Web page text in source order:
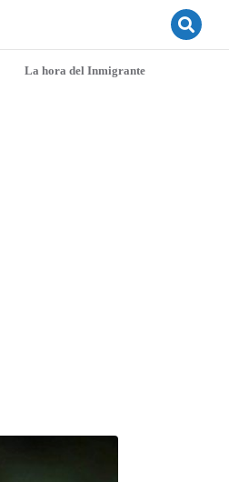
La hora del Inmigrante